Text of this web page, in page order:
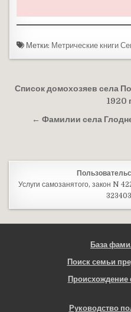
Метки: Метрические книги
Навигация по
Список домохозяев села
1920
← Фамилии села
Услуги самозанятого, закон N
База
Поиск семьи
Руководство